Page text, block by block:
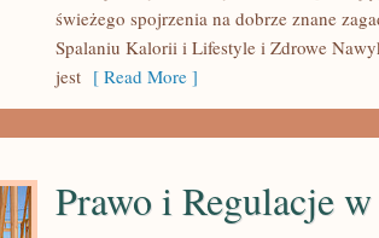
ODCHUDZANIU
świeżego spojrzenia na dobrze znane
Spalaniu Kalorii i Lifestyle i Zdrowe
jest [ Read More ]
Prawo i Regulacje